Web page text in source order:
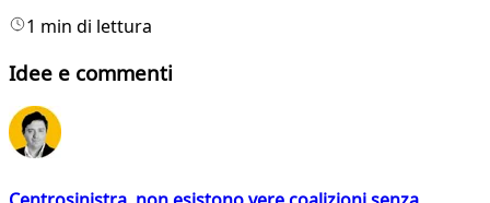
1 min di lettura
Idee e commenti